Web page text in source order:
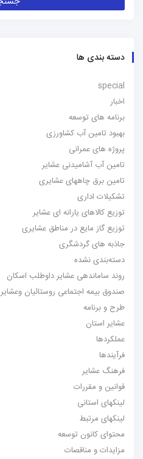
دسته بندی ها
special
اخبار
برنامه های توسعه
بهبود تامین آب کشاورزی
پروژه های عمرانی
تامین آب آشامیدنی عشایر
تامین برق چاههای عشایری
تشکیلات اداری
توزیع کالاهای یارانه ای عشایر
توزیع گاز مایع در مناطق عشایری
جاذبه های گردشگری
دسته‌بندی نشده
روند ساماندهی عشایر داوطلب اسکان
صندوق بیمه اجتماعی روستائیان وعشایر
طرح و برنامه
عشایر استان
عملکردها
فرآیندها
فرهنگ عشایر
قوانین و مقررات
لینکهای استانی
لینکهای مرتبط
محتوای کانون توسعه
مزایدات و مناقصات